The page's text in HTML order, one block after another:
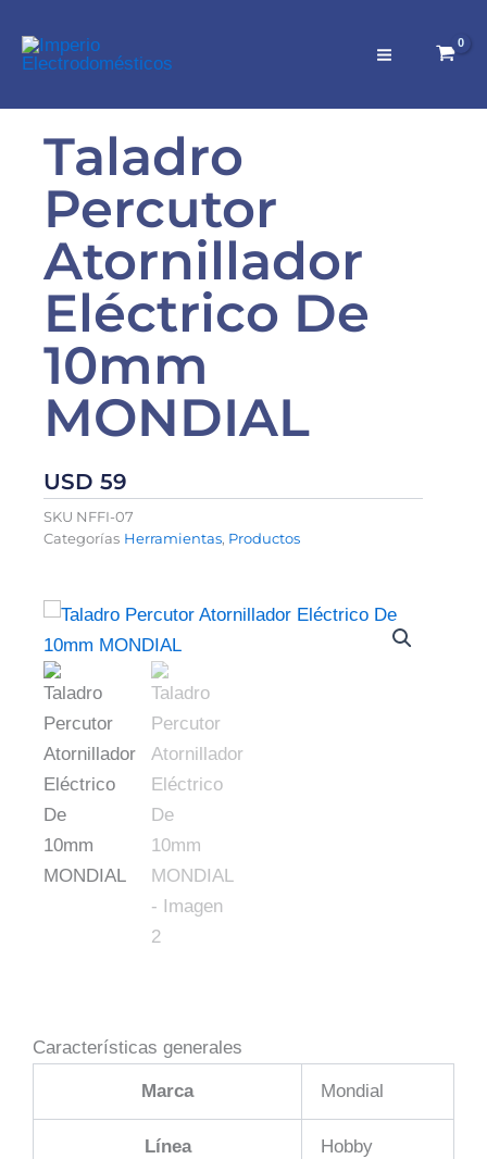
contenido
Taladro
Percutor
Atornillador
Eléctrico De
10mm
MONDIAL
USD 59
SKU NFFI-07
Categorías Herramientas, Productos
Características generales
Marca Mondial
Línea Hobby